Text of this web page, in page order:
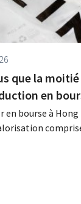
que la
en
bourse à Hong